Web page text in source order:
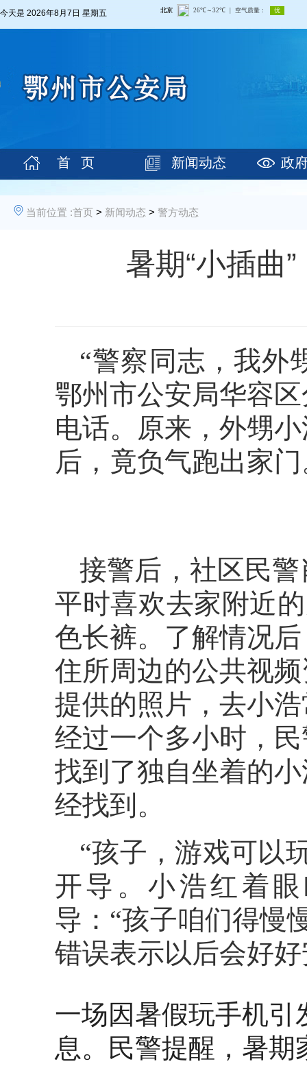
今天是 2026年8月7日 星期五
首 页 新闻动态 政
当前位置 :首页 > 新闻动态 > 警方动态
暑期“小插曲
“警察同志，我外
鄂州市公安局华容
电话。原来，外甥
后，竟负气跑出家
接警后，社区民
平时喜欢去家附近
色长裤。了解情况
住所周边的公共视
提供的照片，去小
经过一个多小时，
找到了独自坐着的
经找到。
“孩子，游戏可以
开导。小浩红着
导：“孩子咱们得慢
错误表示以后会好
一场因暑假玩手机
息。民警提醒，暑